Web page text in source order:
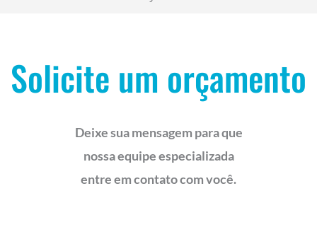
Solicite um orçamento
Deixe sua mensagem para que
nossa equipe especializada
entre em contato com você.